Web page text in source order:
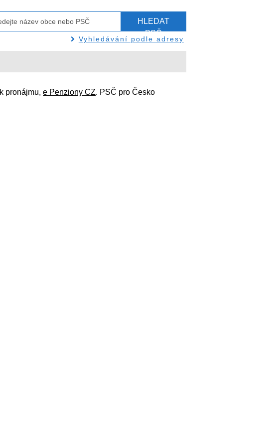
HLEDAT
PSČ
Vyhledávání podle adresy
k pronájmu,e Penziony CZ. PSČ pro Česko